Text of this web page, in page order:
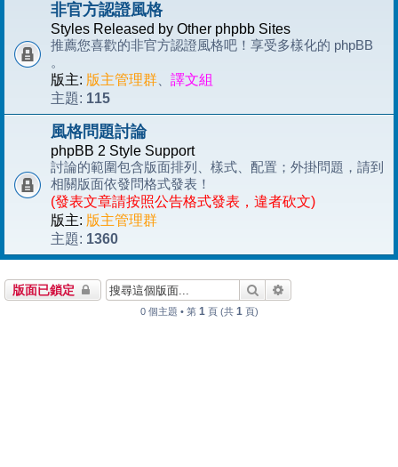
非官方認證風格
Styles Released by Other phpbb Sites
推薦您喜歡的非官方認證風格吧！享受多樣化的 phpBB
。
版主: 版主管理群
譯文組
主題: 115
風格問題討論
phpBB 2 Style Support
討論的範圍包含版面排列、樣式、配置；外掛問題，請到
相關版面依發問格式發表！
(發表文章請按照公告格式發表，違者砍文)
版主: 版主管理群
主題: 1360
版面已鎖定 搜尋
0 個主題 • 第 1 頁 (共 1 頁)